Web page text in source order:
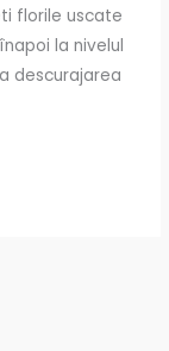
florile uscate
la nivelul
descurajarea